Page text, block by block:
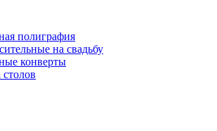
полиграфия
на свадьбу
конверты